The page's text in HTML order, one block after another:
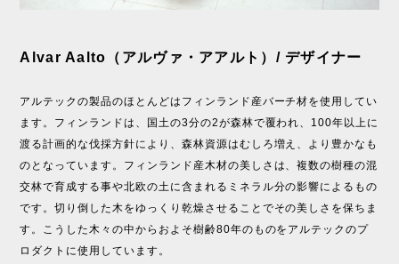
Alvar Aalto（アルヴァ・アアルト）/ デザイナー
アルテックの製品のほとんどはフィンランド産バーチ材を使用してい
ます。フィンランドは、国土の3分の2が森林で覆われ、100年以上に
渡る計画的な伐採方針により、森林資源はむしろ増え、より豊かなも
のとなっています。フィンランド産木材の美しさは、複数の樹種の混
交林で育成する事や北欧の土に含まれるミネラル分の影響によるもの
です。切り倒した木をゆっくり乾燥させることでその美しさを保ちま
す。こうした木々の中からおよそ樹齢80年のものをアルテックのプ
ロダクトに使用しています。